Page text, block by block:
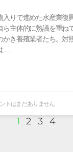
りで進めた水産業復
ら主体的に熟議を重ね
かき養殖業者たち。対
……
トはまだありません
1 2 3 4